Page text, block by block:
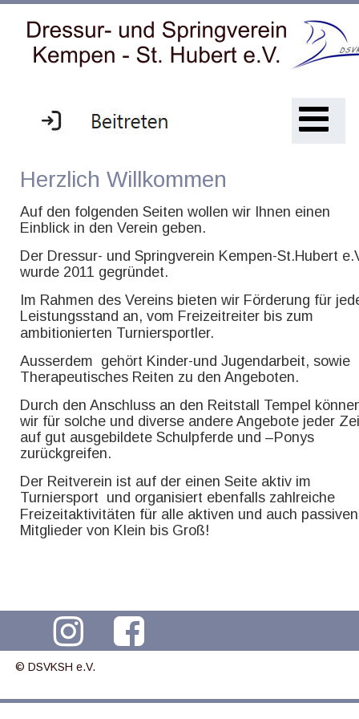
© DSVKSH e.V.
Herzlich Willkommen
Auf den folgenden Seiten wollen wir Ihnen einen
Einblick in den Verein geben.
Der Dressur- und Springverein Kempen-St.Hubert
wurde 2011 gegründet.
Im Rahmen des Vereins bieten wir Förderung für
Leistungsstand an, vom Freizeitreiter bis zum
ambitionierten Turniersportler.
Ausserdem  gehört Kinder-und Jugendarbeit, sowie
Therapeutisches Reiten zu den Angeboten.
Durch den Anschluss an den Reitstall Tempel
wir für solche und diverse andere Angebote jeder
auf gut ausgebildete Schulpferde und –Ponys
zurückgreifen.
Der Reitverein ist auf der einen Seite aktiv im
Turniersport  und organisiert ebenfalls zahlreiche
Freizeitaktivitäten für alle aktiven und auch
Mitglieder von Klein bis Groß!